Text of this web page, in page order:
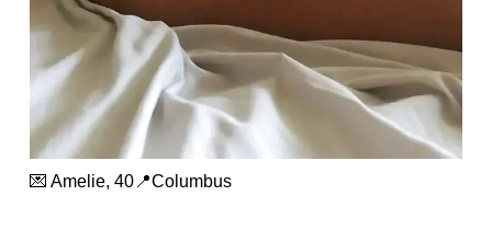
💌 Amelie, 40📍Columbus